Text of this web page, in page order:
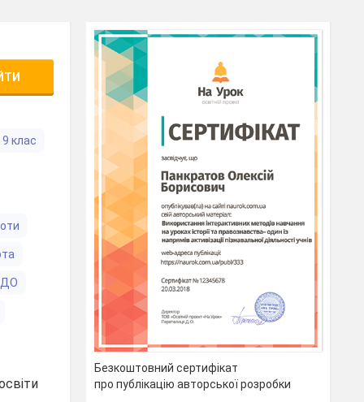
9 клас
Безкоштовний сертифікат
про публікацію авторської розробки